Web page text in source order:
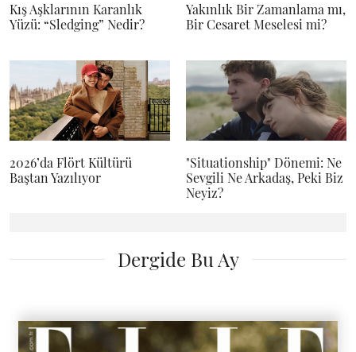
Kış Aşklarının Karanlık
Yüzü: “Sledging” Nedir?
Yakınlık Bir Zamanlama mı,
Bir Cesaret Meselesi mi?
2026’da Flört Kültürü
Baştan Yazılıyor
"Situationship" Dönemi: Ne
Sevgili Ne Arkadaş, Peki Biz
Neyiz?
Dergide Bu Ay